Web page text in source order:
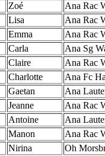
Zoé
Ana Rac
Lisa
Ana Rac
Emma
Ana Rac
Carla
Ana Sg
Claire
Ana Rac
Charlotte
Ana Fc
Gaetan
Ana
Jeanne
Ana Rac
Antoine
Ana
Manon
Ana Rac
Nirina
Oh